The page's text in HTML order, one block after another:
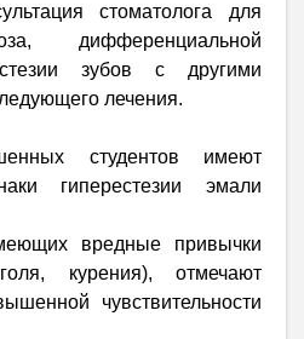
стоматолога для
дифференциальной
зубов с другими
лечения.
студентов имеют
гиперестезии эмали
вредные привычки
курения), отмечают
чувствительности